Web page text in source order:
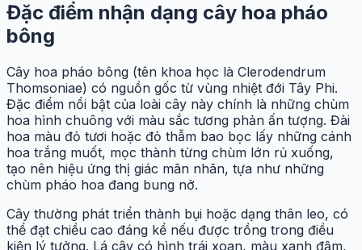
Đặc điểm nhận dạng cây hoa pháo
bông
Cây hoa pháo bông (tên khoa học là Clerodendrum
Thomsoniae) có nguồn gốc từ vùng nhiệt đới Tây Phi.
Đặc điểm nổi bật của loài cây này chính là những chùm
hoa hình chuông với màu sắc tương phản ấn tượng. Đài
hoa màu đỏ tươi hoặc đỏ thẫm bao bọc lấy những cánh
hoa trắng muốt, mọc thành từng chùm lớn rủ xuống,
tạo nên hiệu ứng thị giác mãn nhãn, tựa như những
chùm pháo hoa đang bung nở.
Cây thường phát triển thành bụi hoặc dạng thân leo, có
thể đạt chiều cao đáng kể nếu được trồng trong điều
kiện lý tưởng. Lá cây có hình trái xoan, màu xanh đậm,